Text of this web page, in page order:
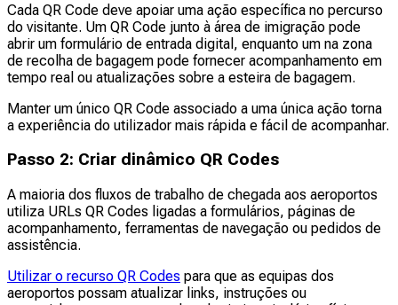
Cada QR Code deve apoiar uma ação específica no percurso
do visitante. Um QR Code junto à área de imigração pode
abrir um formulário de entrada digital, enquanto um na zona
de recolha de bagagem pode fornecer acompanhamento em
tempo real ou atualizações sobre a esteira de bagagem.
Manter um único QR Code associado a uma única ação torna
a experiência do utilizador mais rápida e fácil de acompanhar.
Passo 2: Criar dinâmico QR Codes
A maioria dos fluxos de trabalho de chegada aos aeroportos
utiliza URLs QR Codes ligadas a formulários, páginas de
acompanhamento, ferramentas de navegação ou pedidos de
assistência.
Utilizar o recurso QR Codes para que as equipas dos
aeroportos possam atualizar links, instruções ou